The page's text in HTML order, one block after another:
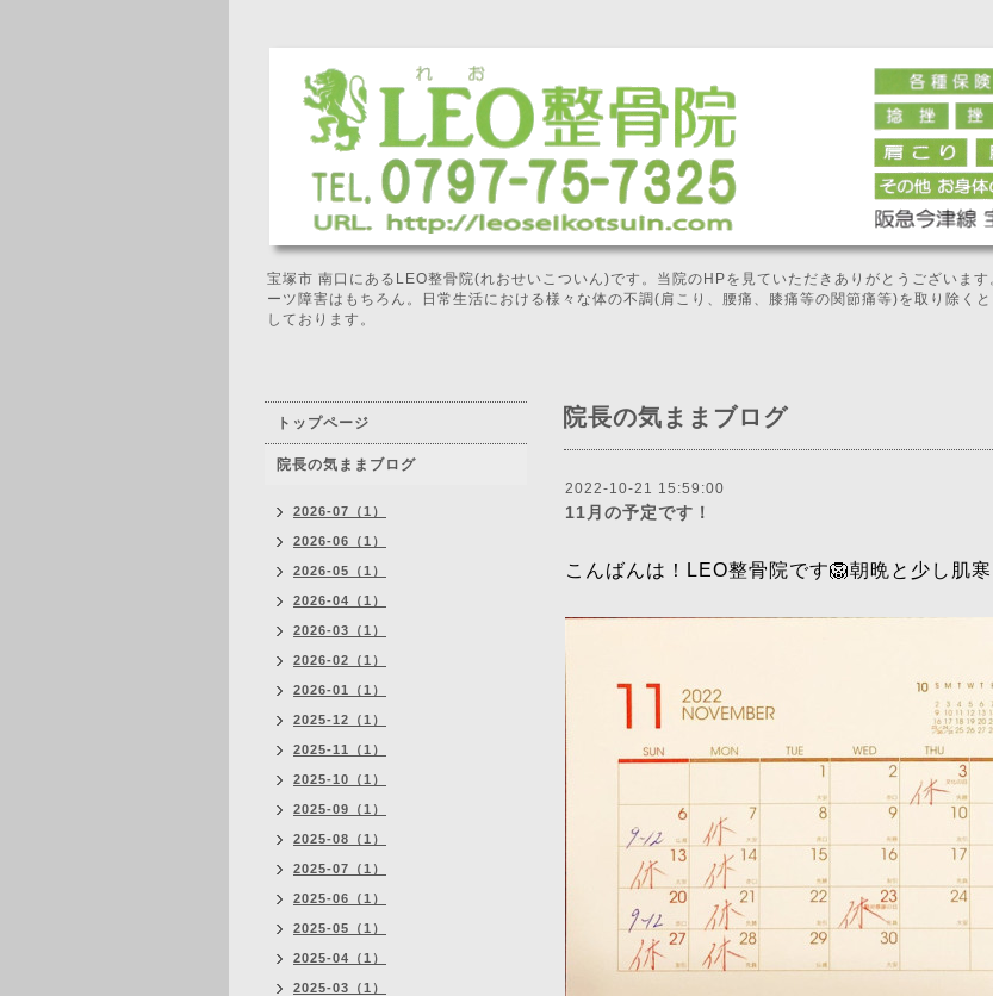
宝塚市 南口にあるLEO整骨院(れおせいこついん)です。当院のHPを見ていただきありがとうございま
ーツ障害はもちろん。日常生活における様々な体の不調(肩こり、腰痛、膝痛等の関節痛等)を取り除く
しております。
院長の気ままブログ
2022-10-21 15:59:00
11月の予定です！
こんばんは！LEO整骨院です🦁朝晩と少し肌
トップページ
院長の気ままブログ
2026-07（1）
2026-06（1）
2026-05（1）
2026-04（1）
2026-03（1）
2026-02（1）
2026-01（1）
2025-12（1）
2025-11（1）
2025-10（1）
2025-09（1）
2025-08（1）
2025-07（1）
2025-06（1）
2025-05（1）
2025-04（1）
2025-03（1）